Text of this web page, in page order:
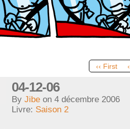
‹‹ First
04-12-06
By Jibe on 4 décembre 2006
Livre: Saison 2